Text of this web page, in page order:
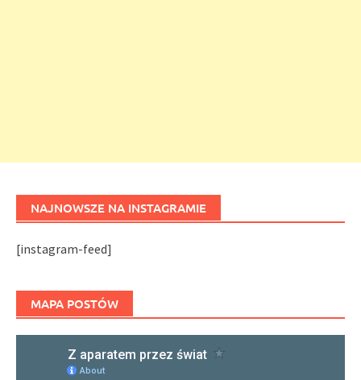
NAJNOWSZE NA INSTAGRAMIE
[instagram-feed]
MAPA POSTÓW